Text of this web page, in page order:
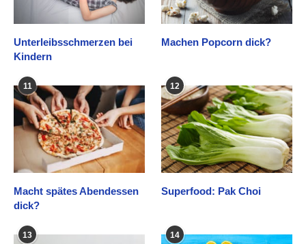
Unterleibsschmerzen bei
Kindern
Machen Popcorn dick?
11
Macht spätes Abendessen
dick?
12
Superfood: Pak Choi
13 14